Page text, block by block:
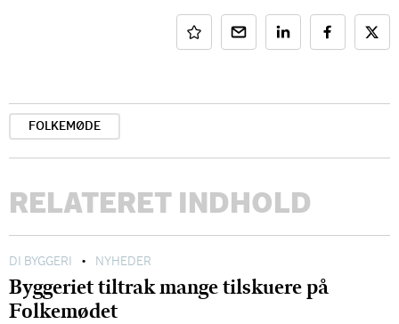
FOLKEMØDE
RELATERET INDHOLD
DI BYGGERI • NYHEDER
Byggeriet tiltrak mange tilskuere på
Folkemødet